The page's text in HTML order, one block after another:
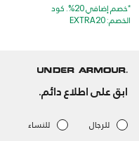
*خصم إضافي 20%. كود
الخصم: EXTRA20
ابق على اطلاع دائم.
للرجال للنساء